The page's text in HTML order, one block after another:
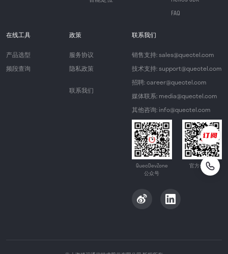
FAQ
在线工具
产品选型
频段查询
政策
服务协议
隐私政策
联系我们
联系我们
销售支持: sales@quectel.com
技术支持: support@quectel.com
招聘: career@quectel.com
媒体联系: media@quectel.com
其他咨询: info@quectel.com
QuecDevZone
公众号
官方公众号